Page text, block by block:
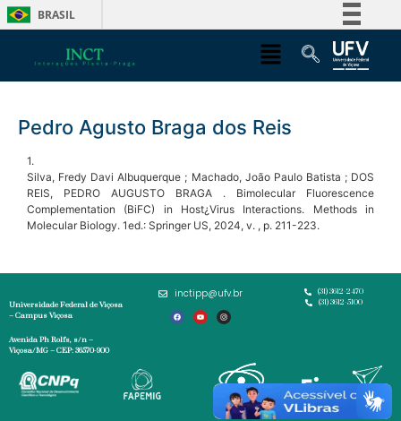
BRASIL
Simplifique!
Acesso à informação
Canais
Pedro Agusto Braga dos Reis
1.
Silva, Fredy Davi Albuquerque ; Machado, João Paulo Batista ; DOS
REIS, PEDRO AUGUSTO BRAGA . Bimolecular Fluorescence
Complementation (BiFC) in Host¿Virus Interactions. Methods in
Molecular Biology. 1ed.: Springer US, 2024, v. , p. 211-223.
Universidade Federal de Viçosa
– Campus Viçosa
Avenida Ph Rolfs, s/n –
Viçosa/MG – CEP: 36570-900
inctipp@ufv.br
(31) 3612-2470
(31) 3612-5100